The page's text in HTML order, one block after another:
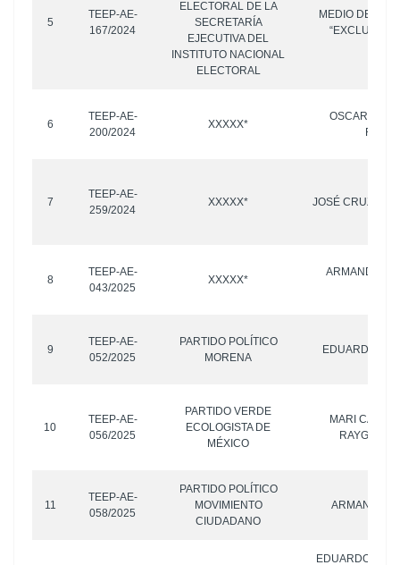
5
TEEP-AE-
167/2024
ELECTORAL DE LA
SECRETARÍA
EJECUTIVA DEL
INSTITUTO NACIONAL
ELECTORAL
MEDIO DE
6
TEEP-AE-
200/2024
XXXXX*
OSCAR
7
TEEP-AE-
259/2024
XXXXX* JOSÉ CRUZ
8
TEEP-AE-
043/2025
XXXXX*
ARMANDO
9
TEEP-AE-
052/2025
PARTIDO POLÍTICO
MORENA
EDUARDO
10
TEEP-AE-
056/2025
PARTIDO VERDE
ECOLOGISTA DE
MÉXICO
MARI
RAYGOZA
11
TEEP-AE-
058/2025
PARTIDO POLÍTICO
MOVIMIENTO
CIUDADANO
ARMANDO
EDUARDO